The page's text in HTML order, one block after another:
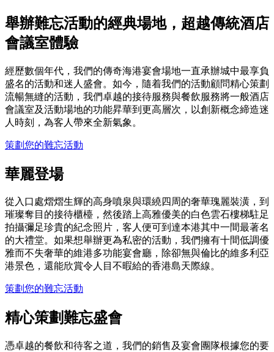
舉辦難忘活動的經典場地，超越傳統酒店
會議室體驗
經歷數個年代，我們的傳奇海港宴會場地一直承辦城中最享負
盛名的活動和迷人盛會。如今，隨着我們的活動顧問精心策劃
流暢無縫的活動，我們卓越的接待服務與餐飲服務將一般酒店
會議室及活動場地的功能昇華到更高層次，以創新概念締造迷
人時刻，為客人帶來全新氣象。
策劃您的難忘活動
華麗登場
從入口處熠熠生輝的高身噴泉與環繞四周的奢華瑰麗裝潢，到
璀璨奪目的接待櫃檯，然後踏上高雅優美的白色雲石樓梯駐足
拍攝彌足珍貴的紀念照片，客人便可到達本港其中一間最著名
的大禮堂。如果想舉辦更為私密的活動，我們擁有十間低調優
雅而不失奢華的維港多功能宴會廳，除卻無與倫比的維多利亞
港景色，還能欣賞令人目不暇給的香港島天際線。
策劃您的難忘活動
精心策劃難忘盛會
憑卓越的餐飲和待客之道，我們的銷售及宴會團隊根據您的要